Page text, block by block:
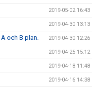
2019-05-02 16:43
2019-04-30 13:13
och B plan. 2019-04-30 12:26
2019-04-25 15:12
2019-04-18 11:48
2019-04-16 14:38